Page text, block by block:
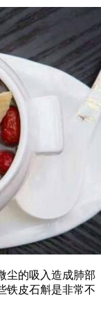
尘的吸入造成肺部
铁皮石斛是非常不